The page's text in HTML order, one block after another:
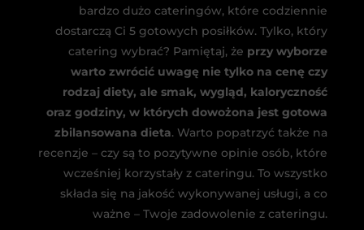
bardzo dużo cateringów, które codziennie
dostarczą Ci 5 gotowych posiłków. Tylko, który
catering wybrać? Pamiętaj, że przy wyborze
warto zwrócić uwagę nie tylko na cenę czy
rodzaj diety, ale smak, wygląd, kaloryczność
oraz godziny, w których dowożona jest gotowa
zbilansowana dieta. Warto popatrzyć także na
recenzje – czy są to pozytywne opinie osób, które
wcześniej korzystały z cateringu. To wszystko
składa się na jakość wykonywanej usługi, a co
ważne – Twoje zadowolenie z cateringu.